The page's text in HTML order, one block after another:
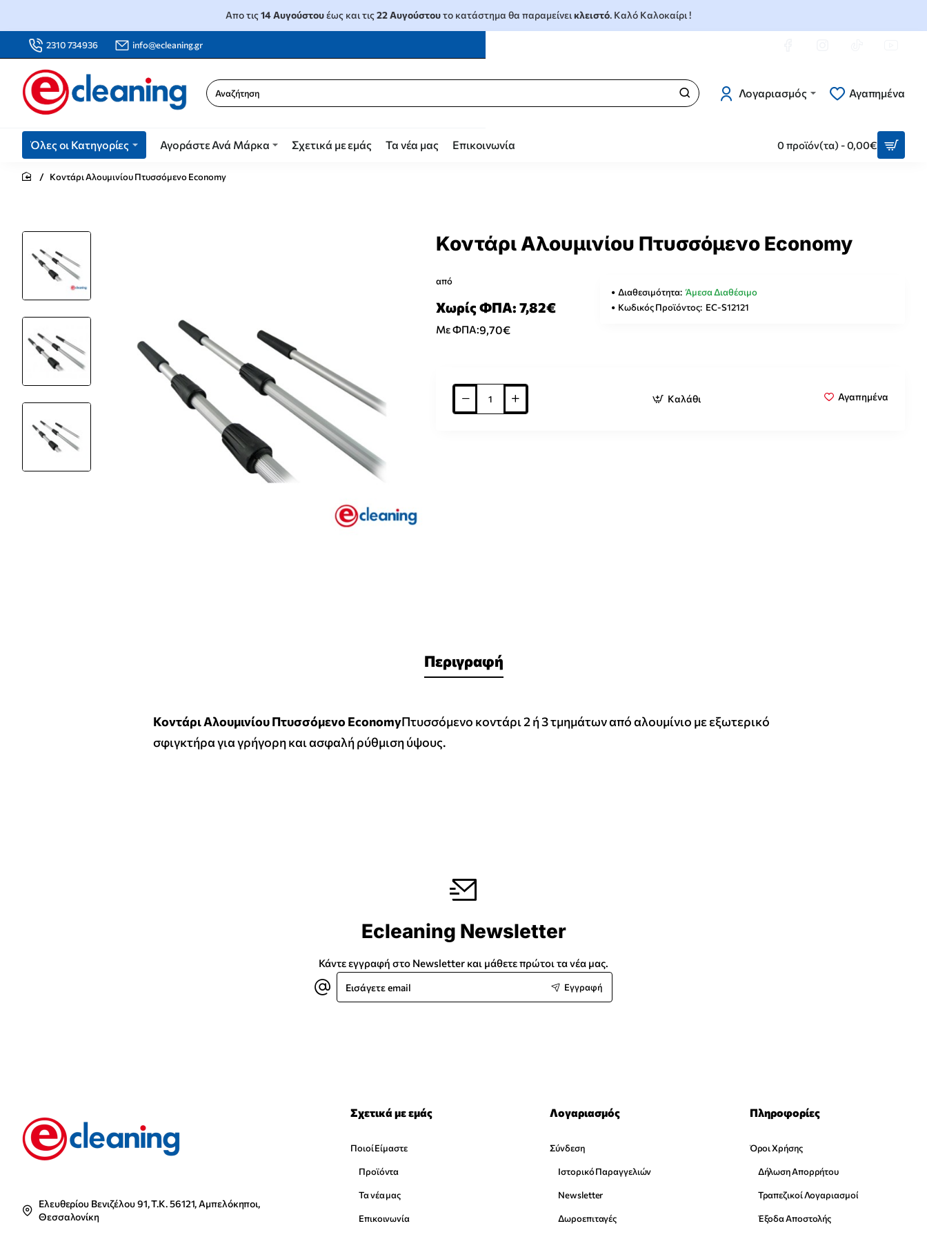
Απο τις14 Αυγούστουέως και τις22 Αυγούστουτο κατάστημα θα παραμείνεικλειστό. Καλό Καλοκαίρι !
2310 734936 info@ecleaning.gr
Αναζήτηση Λογαριασμός Αγαπημένα
Όλες οι Κατηγορίες Αγοράστε Ανά Μάρκα Σχετικά με εμάς Τα νέα μας Επικοινωνία 0 προϊόν(τα) - 0,00€
Κοντάρι Αλουμινίου Πτυσσόμενο Economy
Κοντάρι Αλουμινίου Πτυσσόμενο Economy
από
Με ΦΠΑ:9,70€
Χωρίς ΦΠΑ: 7,82€
Διαθεσιμότητα: Άμεσα Διαθέσιμο
Κωδικός Προϊόντος: EC-S12121
Καλάθι Αγαπημένα
Περιγραφή
Κοντάρι Αλουμινίου Πτυσσόμενο EconomyΠτυσσόμενο κοντάρι 2 ή 3 τμημάτων από αλουμίνιο με εξωτερικό
σφιγκτήρα για γρήγορη και ασφαλή ρύθμιση ύψους.
Ecleaning Newsletter
Κάντε εγγραφή στο Newsletter και μάθετε πρώτοι τα νέα μας.
Εισάγετε
email
Εγγραφή
Ελευθερίου Βενιζέλου 91, Τ.Κ. 56121, Αμπελόκηποι,
Θεσσαλονίκη
Σχετικά με εμάς
Ποιοί Είμαστε
Προϊόντα
Τα νέα μας
Επικοινωνία
Λογαριασμός
Σύνδεση
Ιστορικό Παραγγελιών
Newsletter
Δωροεπιταγές
Πληροφορίες
Όροι Χρήσης
Δήλωση Απορρήτου
Τραπεζικοί Λογαριασμοί
Έξοδα Αποστολής